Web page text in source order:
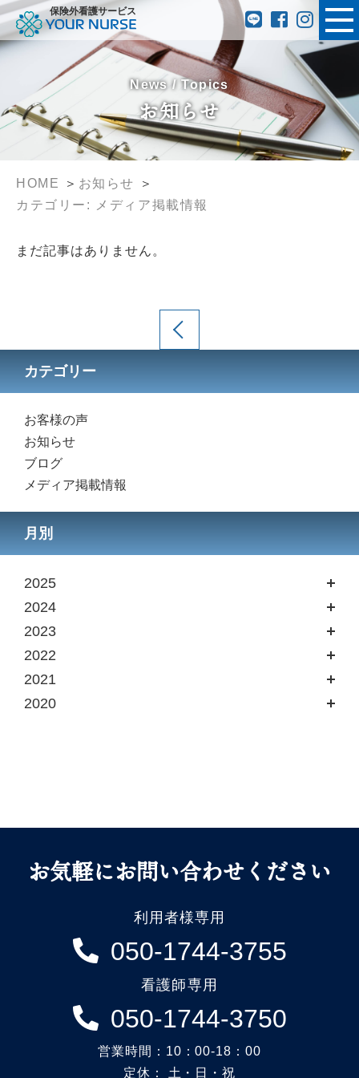
保険外看護サービス
News / Topics
お知らせ
HOME
お知らせ
カテゴリー: メディア掲載情報
まだ記事はありません。
カテゴリー
お客様の声
お知らせ
ブログ
メディア掲載情報
月別
2025
2024
2023
2022
2021
2020
お気軽にお問い合わせください
利用者様専用
050-1744-3755
看護師専用
050-1744-3750
営業時間：10：00-18：00
定休： 土・日・祝